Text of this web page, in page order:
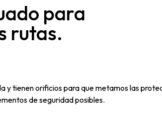
para
rutas.
y tienen orificios para que metamos las
de seguridad posibles.